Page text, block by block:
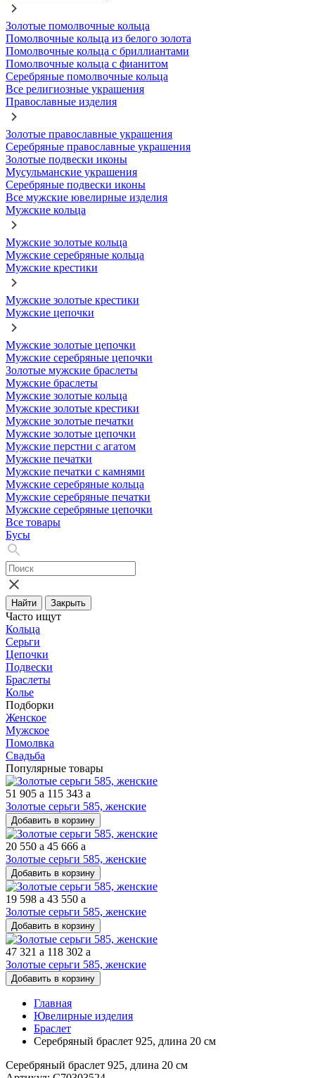
Золотые помолвочные кольца
Помолвочные кольца из белого золота
Помолвочные кольца с бриллиантами
Помолвочные кольца с фианитом
Серебряные помолвочные кольца
Все религиозные украшения
Православные изделия
Золотые православные украшения
Серебряные православные украшения
Золотые подвески иконы
Мусульманские украшения
Серебряные подвески иконы
Все мужские ювелирные изделия
Мужские кольца
Мужские золотые кольца
Мужские серебряные кольца
Мужские крестики
Мужские золотые крестики
Мужские цепочки
Мужские золотые цепочки
Мужские серебряные цепочки
Золотые мужские браслеты
Мужские браслеты
Мужские золотые кольца
Мужские золотые крестики
Мужские золотые печатки
Мужские золотые цепочки
Мужские перстни с агатом
Мужские печатки
Мужские печатки с камнями
Мужские серебряные кольца
Мужские серебряные печатки
Мужские серебряные цепочки
Все товары
Бусы
Найти Закрыть
Часто ищут
Кольца
Серьги
Цепочки
Подвески
Браслеты
Колье
Подборки
Женское
Мужское
Помолвка
Свадьба
Популярные товары
51 905 a 115 343 a
Золотые серьги 585, женские
Добавить в корзину
20 550 a 45 666 a
Золотые серьги 585, женские
Добавить в корзину
19 598 a 43 550 a
Золотые серьги 585, женские
Добавить в корзину
47 321 a 118 302 a
Золотые серьги 585, женские
Добавить в корзину
Главная
Ювелирные изделия
Браслет
Серебряный браслет 925, длина 20 см
Серебряный браслет 925, длина 20 см